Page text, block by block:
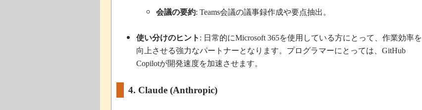
会議の要約: Teams会議の議事録作成や要点抽出。
使い分けのヒント : 日常的にMicrosoft 365を使用している方にとって、作業効率を
向上させる強力なパートナーとなります。プログラマーにとっては、
GitHub
Copilotが開発速度を加速させます。
4. Claude (Anthropic)